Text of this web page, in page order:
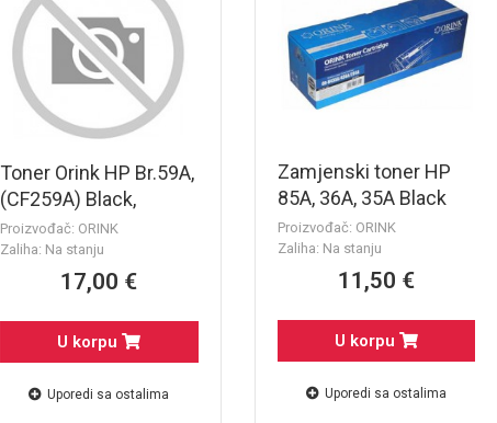
Toner Orink HP Br.59A,
(CF259A) Black,
(3000str.) BEZ CHIPA -
za HP LaserJet Pro
M404dw, M404n,
M428fdn, M428fdw,
Proizvođač: ORINK
Zaliha: Na stanju
17,00 €
U korpu
Uporedi sa ostalima
Zamjenski toner HP
85A, 36A, 35A Black
Toner Cartridge
Proizvođač: ORINK
Zaliha: Na stanju
11,50 €
U korpu
Uporedi sa ostalima